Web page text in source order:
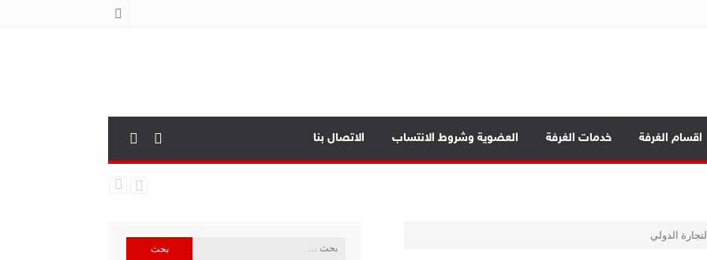
اقسام الغرفة خدمات الغرفة العضوية وشروط الانتساب الاتصال بنا
العامةالدولي
البحث